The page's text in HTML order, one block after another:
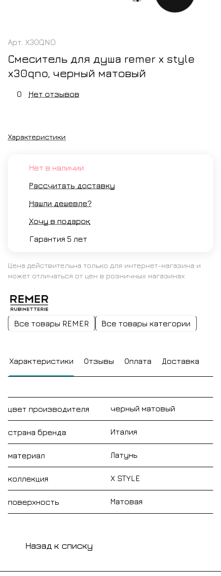
Арт. X30QNO
Смеситель для душа remer x style
x30qno, черный матовый
0 Нет отзывов
Характеристики
Нет в наличии
Рассчитать доставку
Нашли дешевле?
Хочу в подарок
Гарантия 5 лет
Цена действительна только для интернет-магазина и
может отличаться от цен в розничных магазинах
Все товары REMER Все товары категории
Характеристики Отзывы Оплата Доставка
цвет производителя черный матовый
страна бренда Италия
материал Латунь
коллекция X STYLE
поверхность Матовая
Назад к списку